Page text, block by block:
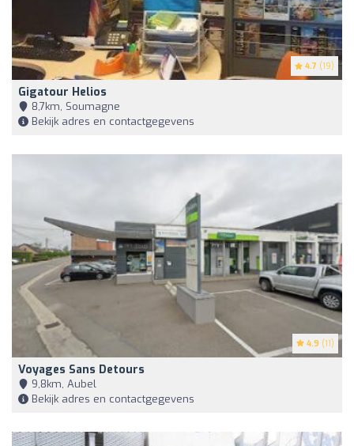
4.7 (19)
Gigatour Helios
8,7km, Soumagne
Bekijk adres en contactgegevens
4.9 (11)
Voyages Sans Detours
9,8km, Aubel
Bekijk adres en contactgegevens